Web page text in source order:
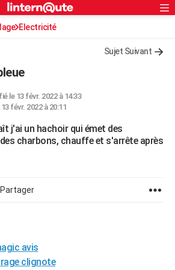
S'inscrire
Connexion
Electricité
Sujet Suivant
le 13 févr. 2022 à 14:33
13 févr. 2022 à 20:11
j'ai un hachoir qui émet des
charbons, chauffe et s'arrête après
Partager
avis
clignote